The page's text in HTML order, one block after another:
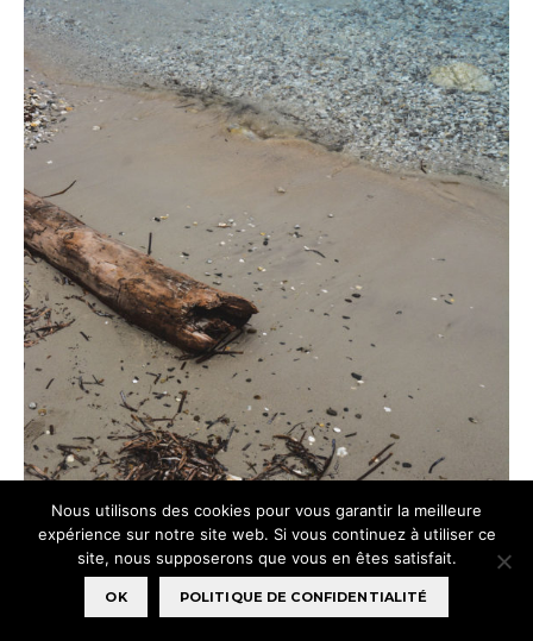
Nous utilisons des cookies pour vous garantir la meilleure
expérience sur notre site web. Si vous continuez à utiliser ce
site, nous supposerons que vous en êtes satisfait.
OK POLITIQUE DE CONFIDENTIALITÉ